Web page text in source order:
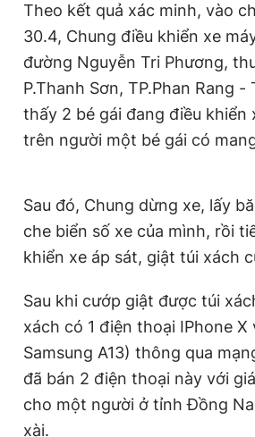
Tổng biên tập: Nguyễn Ngọc Toàn
Phó tổng biên tập thường trực: Hải Thành
Phó tổng biên tập: Lâm Hiếu Dũng
Phó tổng biên tập: Trần Việt Hưng
Tổng thư ký tòa soạn: Đức Trung
Giấy phép xuất bản số 110/GP - BTTTT
© 2003-2026 Bản quyền thuộc về Báo
chép dưới mọi hình thức nếu không có sự
bản. Phát triển bởi ePi Technologies,
Theo kết quả xác minh, vào
30.4, Chung điều khiển xe
đường Nguyễn Tri Phương,
P.Thanh Sơn, TP.Phan Rang -
thấy 2 bé gái đang điều khiển
trên người một bé gái có
Sau đó, Chung dừng xe, lấy
che biển số xe của mình, rồi
khiển xe áp sát, giật túi xách
Sau khi cướp giật được túi
xách có 1 điện thoại IPhone X
Samsung A13) thông qua
đã bán 2 điện thoại này với
cho một người ở tỉnh Đồng
xài.